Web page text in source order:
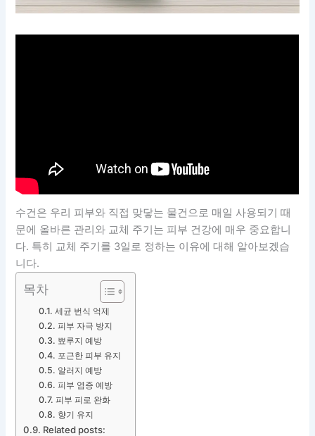
수건은 우리 피부와 직접 맞닿는 물건으로 매일 사용되기 때
문에 올바른 관리와 교체 주기는 피부 건강에 매우 중요합니
다. 특히 교체 주기를 3일로 정하는 이유에 대해 알아보겠습
니다.
목차
세균 번식 억제
피부 자극 방지
뾰루지 예방
포근한 피부 유지
알러지 예방
피부 염증 예방
피부 피로 완화
향기 유지
Related posts: